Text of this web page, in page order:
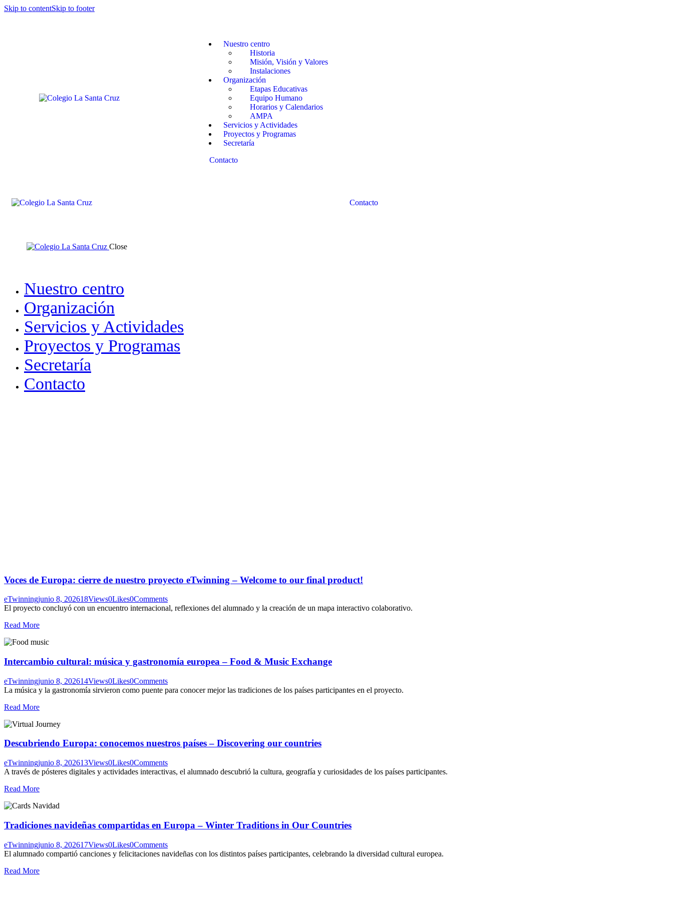
Skip to contentSkip to footer
Nuestro centro
Historia
Misión, Visión y Valores
Instalaciones
Organización
Etapas Educativas
Equipo Humano
Horarios y Calendarios
AMPA
Servicios y Actividades
Proyectos y Programas
Secretaría
Contacto
Contacto
Close
Nuestro centro
Organización
Servicios y Actividades
Proyectos y Programas
Secretaría
Contacto
Voces de Europa: cierre de nuestro proyecto eTwinning – Welcome to our final product!
eTwinningjunio 8, 202618Views0Likes0Comments
El proyecto concluyó con un encuentro internacional, reflexiones del alumnado y la creación de un mapa interactivo colaborativo.
Read More
Intercambio cultural: música y gastronomía europea – Food & Music Exchange
eTwinningjunio 8, 202614Views0Likes0Comments
La música y la gastronomía sirvieron como puente para conocer mejor las tradiciones de los países participantes en el proyecto.
Read More
Descubriendo Europa: conocemos nuestros países – Discovering our countries
eTwinningjunio 8, 202613Views0Likes0Comments
A través de pósteres digitales y actividades interactivas, el alumnado descubrió la cultura, geografía y curiosidades de los países participantes.
Read More
Tradiciones navideñas compartidas en Europa – Winter Traditions in Our Countries
eTwinningjunio 8, 202617Views0Likes0Comments
El alumnado compartió canciones y felicitaciones navideñas con los distintos países participantes, celebrando la diversidad cultural europea.
Read More